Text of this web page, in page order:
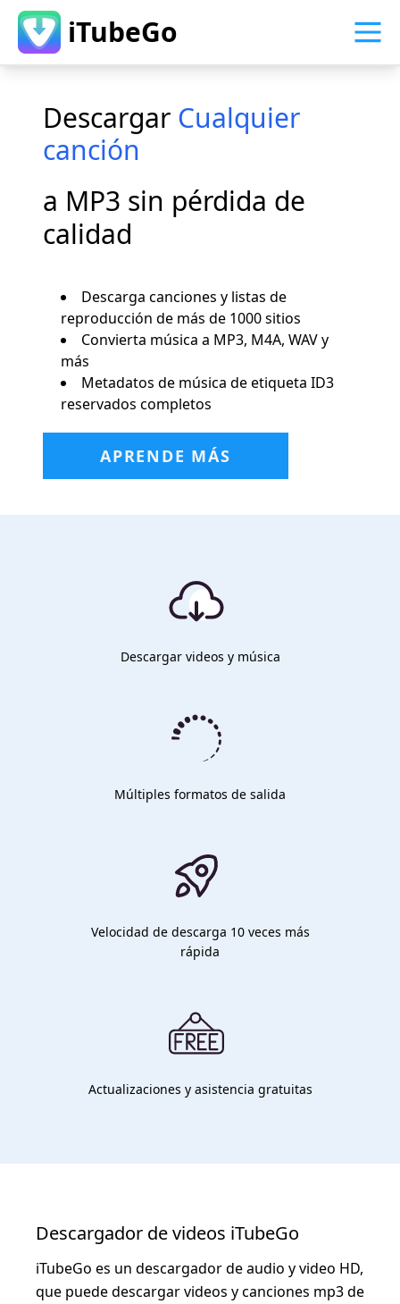
iTubeGo
Descargar Cualquier
canción
a MP3 sin pérdida de
calidad
Descarga canciones y listas de
reproducción de más de 1000 sitios
Convierta música a MP3, M4A, WAV y
más
Metadatos de música de etiqueta ID3
reservados completos
APRENDE MÁS
Descargar videos y música
Múltiples formatos de salida
Velocidad de descarga 10 veces más
rápida
Actualizaciones y asistencia gratuitas
Descargador de videos iTubeGo
iTubeGo es un descargador de audio y video HD,
que puede descargar videos y canciones mp3 de